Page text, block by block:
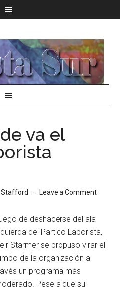
va el
Stafford Leave a Comment
de deshacerse del ala
del Partido Laborista,
Starmer se propuso virar el
de la organización a
un programa más
Pese a que su